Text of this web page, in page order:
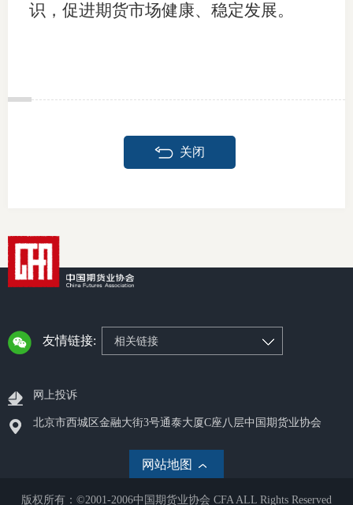
识，促进期货市场健康、稳定发展。
关闭
友情链接: 相关链接
网上投诉
北京市西城区金融大街3号通泰大厦C座八层中国期货业协会
网站地图
版权所有：©2001-2006中国期货业协会 CFA ALL Rights Reserved